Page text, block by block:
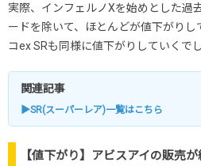
実際、インフェルノXを始めとした過
ードを除いて、ほとんどが値下がり
コex SRも同様に値下がりしていくでし
関連記事
▶SR(スーパーレア)一覧はこちら
【値下がり】アビスアイの販売が